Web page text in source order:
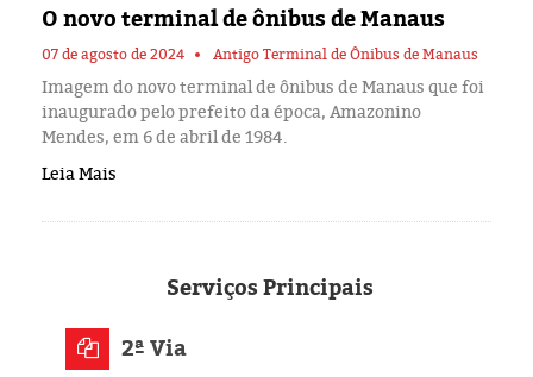
Artigos
Amazonas
Manaus
Eleições 2024
O novo terminal de ônibus de Manaus
07 de agosto de 2024 Antigo Terminal de Ônibus de Manaus
Imagem do novo terminal de ônibus de Manaus que foi
inaugurado pelo prefeito da época, Amazonino
Mendes, em 6 de abril de 1984.
Leia Mais
ServiçosPrincipais
2ª Via